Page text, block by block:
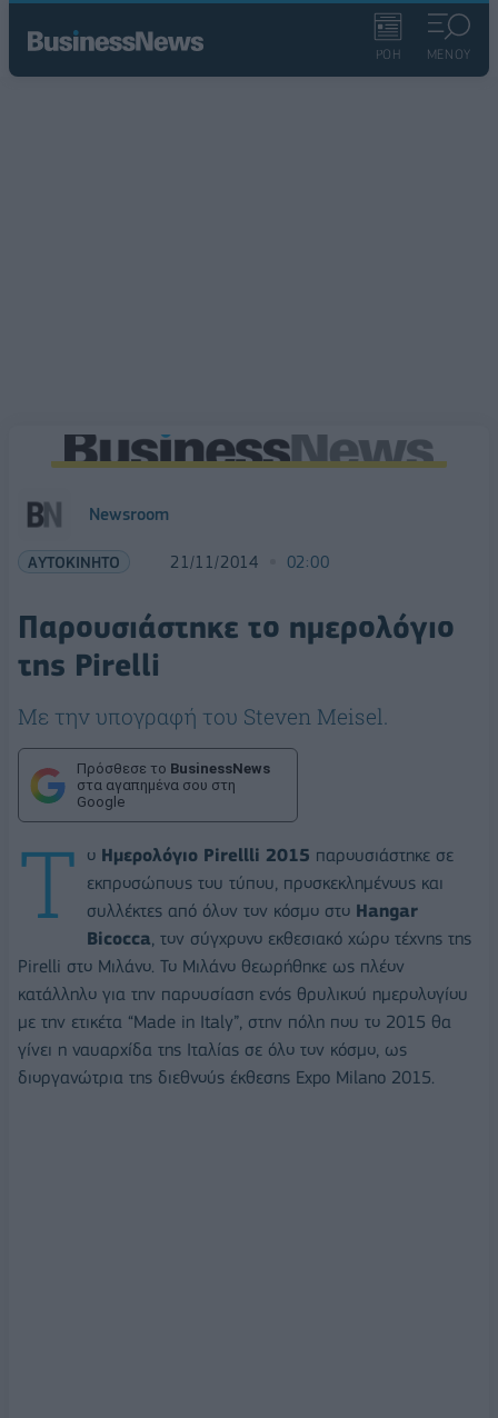
ΡΟΗ ΜΕΝΟΥ
Newsroom
ΑΥΤΟΚΙΝΗΤΟ 21/11/2014 02:00
Παρουσιάστηκε το ημερολόγιο
της Pirelli
Με την υπογραφή του Steven Meisel.
Πρόσθεσε το BusinessNews
στα αγαπημένα σου στη
Google
Τ ο Ημερολόγιο Pirellli 2015 παρουσιάστηκε σε
εκπροσώπους του τύπου, προσκεκλημένους και
συλλέκτες από όλον τον κόσμο στο Hangar
Bicocca , τον σύγχρονο εκθεσιακό χώρο τέχνης της
Pirelli στο Μιλάνο. Το Μιλάνο θεωρήθηκε ως πλέον
κατάλληλο για την παρουσίαση ενός θρυλικού ημερολογίου
με την ετικέτα “Made in Italy”, στην πόλη που το 2015 θα
γίνει η ναυαρχίδα της Ιταλίας σε όλο τον κόσμο, ως
διοργανώτρια της διεθνούς έκθεσης Expo Milano 2015.